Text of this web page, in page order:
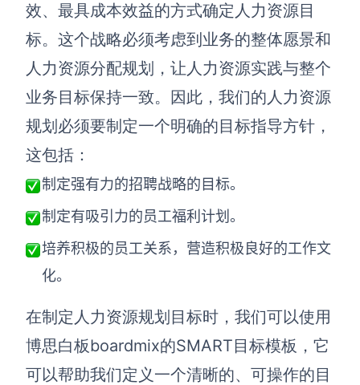
素材整理 思维和灵感整理
流程整理
客户旅程图
路线图
查看所有场景
效、最具成本效益的方式确定人力资源目
标。这个战略必须考虑到业务的整体愿景和
人力资源分配规划，让人力资源实践与整个
业务目标保持一致。因此，我们的人力资源
规划必须要制定一个明确的目标指导方针，
这包括：
制定强有力的招聘战略的目标。
制定有吸引力的员工福利计划。
培养积极的员工关系，营造积极良好的工作文
化。
在制定人力资源规划目标时，我们可以使用
博思白板boardmix的SMART目标模板，它
可以帮助我们定义一个清晰的、可操作的目